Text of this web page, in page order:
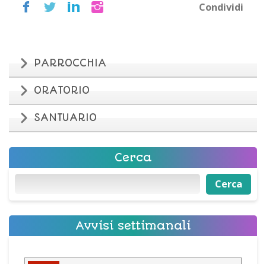
Condividi
PARROCCHIA
ORATORIO
SANTUARIO
Cerca
Cerca Cerca
Avvisi settimanali